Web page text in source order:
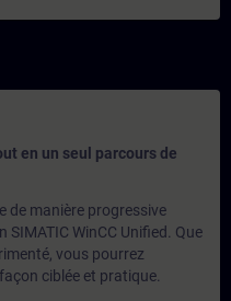
en un seul parcours de
de manière progressive
WinCC Unified. Que
vous pourrez
ciblée et pratique.